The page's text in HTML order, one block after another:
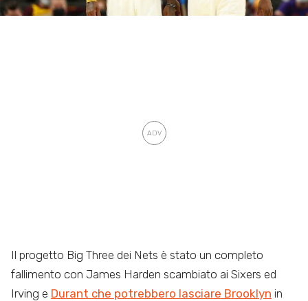
Il progetto Big Three dei Nets è stato un completo
fallimento con James Harden scambiato ai Sixers ed
Irving e Durant che potrebbero lasciare Brooklyn in